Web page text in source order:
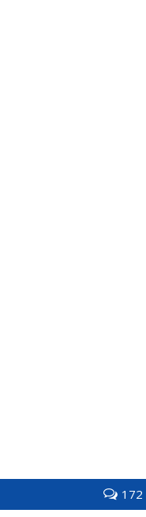
172